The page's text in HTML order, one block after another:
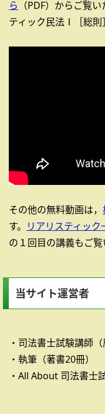
ら （PDF）からご覧
ティック民法Ⅰ［総則
その他の無料動画は，
す。 リアリスティッ
の１回目の講義もご覧
当サイト運営者
・司法書士試験講師（
・執筆（著書20冊）
・All About 司法書士